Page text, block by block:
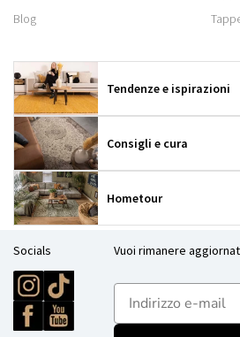
Blog
Tendenze e ispirazioni
Consigli e cura
Hometour
Socials Vuoi rimanere
E-mailadres